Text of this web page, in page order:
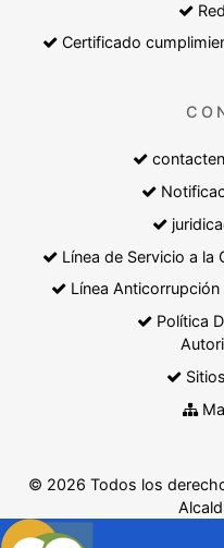
Certificado
Línea de Servicio a
Línea
Política
© 2026 Todos los